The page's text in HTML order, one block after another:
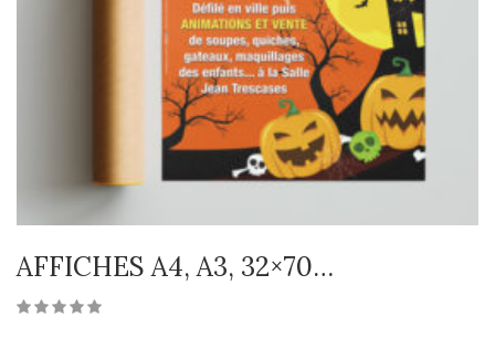
AFFICHES A4, A3, 32×70…